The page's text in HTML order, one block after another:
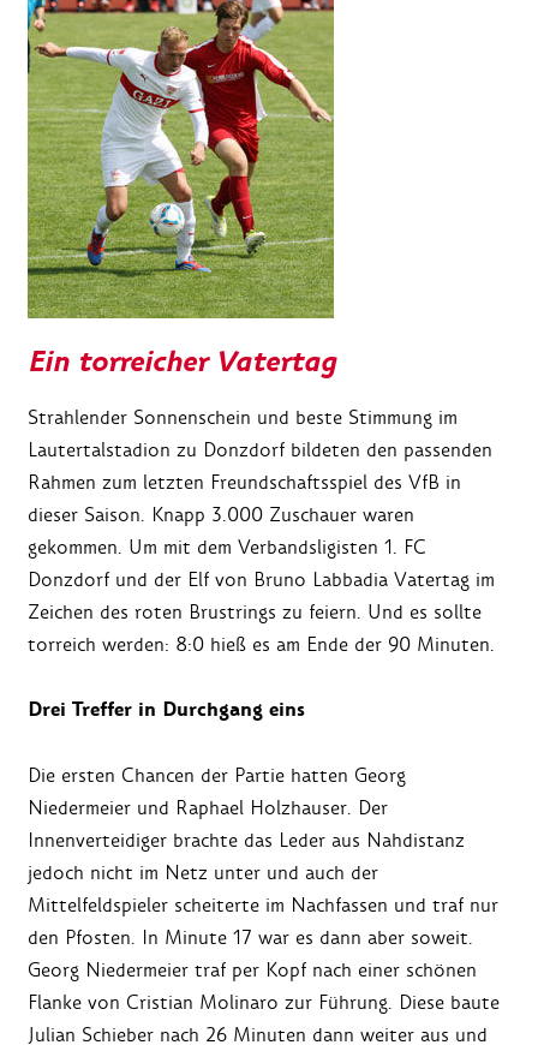
Ein torreicher Vatertag
Strahlender Sonnenschein und beste Stimmung im
Lautertalstadion zu Donzdorf bildeten den passenden
Rahmen zum letzten Freundschaftsspiel des VfB in
dieser Saison. Knapp 3.000 Zuschauer waren
gekommen. Um mit dem Verbandsligisten 1. FC
Donzdorf und der Elf von Bruno Labbadia Vatertag im
Zeichen des roten Brustrings zu feiern. Und es sollte
torreich werden: 8:0 hieß es am Ende der 90 Minuten.
Drei Treffer in Durchgang eins
Die ersten Chancen der Partie hatten Georg
Niedermeier und Raphael Holzhauser. Der
Innenverteidiger brachte das Leder aus Nahdistanz
jedoch nicht im Netz unter und auch der
Mittelfeldspieler scheiterte im Nachfassen und traf nur
den Pfosten. In Minute 17 war es dann aber soweit.
Georg Niedermeier traf per Kopf nach einer schönen
Flanke von Cristian Molinaro zur Führung. Diese baute
Julian Schieber nach 26 Minuten dann weiter aus und